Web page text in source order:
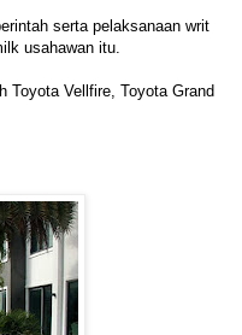
serta pelaksanaan writ
usahawan itu.
Toyota Vellfire, Toyota Grand